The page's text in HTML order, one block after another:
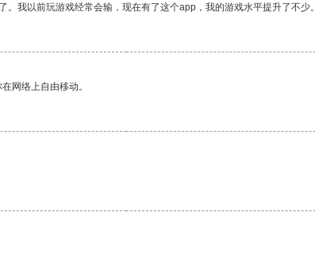
我以前玩游戏经常会输，现在有了这个app，我的游戏水平提升了不少。
网络上自由移动。